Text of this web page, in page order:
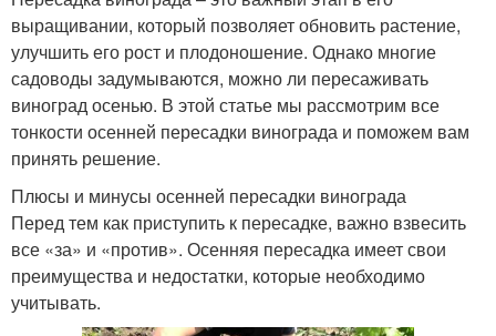
выращивании, который позволяет обновить растение,
улучшить его рост и плодоношение. Однако многие
садоводы задумываются, можно ли пересаживать
виноград осенью. В этой статье мы рассмотрим все
тонкости осенней пересадки винограда и поможем вам
принять решение.
Плюсы и минусы осенней пересадки винограда
Перед тем как приступить к пересадке, важно взвесить
все «за» и «против». Осенняя пересадка имеет свои
преимущества и недостатки, которые необходимо
учитывать.